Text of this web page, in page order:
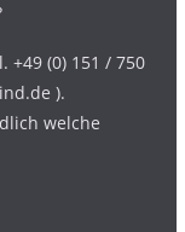
+49 (0) 151 / 750
).
welche